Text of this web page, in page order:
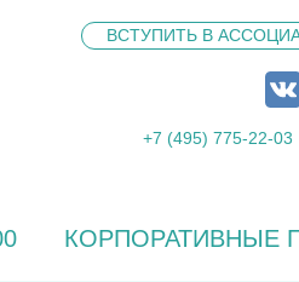
ВСТУПИТЬ В
+7 (495) 775-22-03
КОРПОРАТИВНЫЕ